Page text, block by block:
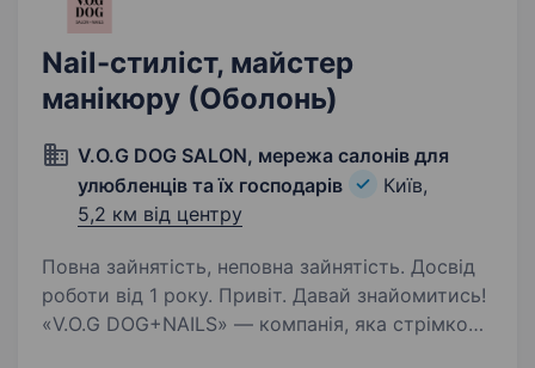
Nail-стиліст, майстер
манікюру (Оболонь)
V.O.G DOG SALON, мережа салонів для
улюбленців та їх господарів
Київ,
5,2 км від центру
Повна зайнятість, неповна зайнятість. Досвід
роботи від 1 року. Привіт. Давай знайомитись!
«V.О.G DOG+NAILS» — компанія, яка стрімко